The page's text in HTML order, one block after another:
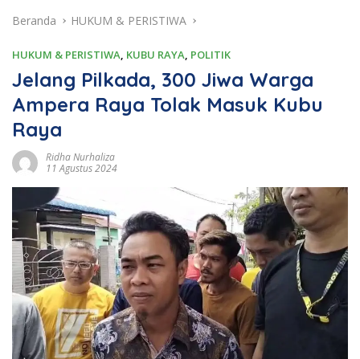
Beranda HUKUM & PERISTIWA
HUKUM & PERISTIWA, KUBU RAYA, POLITIK
Jelang Pilkada, 300 Jiwa Warga
Ampera Raya Tolak Masuk Kubu
Raya
Ridha Nurhaliza
11 Agustus 2024